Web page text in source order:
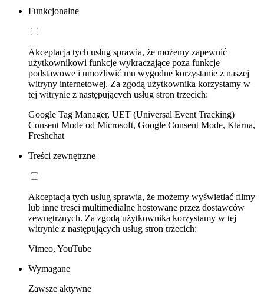
Funkcjonalne
Akceptacja tych usług sprawia, że możemy zapewnić
użytkownikowi funkcje wykraczające poza funkcje
podstawowe i umożliwić mu wygodne korzystanie z naszej
witryny internetowej. Za zgodą użytkownika korzystamy w
tej witrynie z następujących usług stron trzecich:
Google Tag Manager, UET (Universal Event Tracking)
Consent Mode od Microsoft, Google Consent Mode, Klarna,
Freshchat
Treści zewnętrzne
Akceptacja tych usług sprawia, że możemy wyświetlać filmy
lub inne treści multimedialne hostowane przez dostawców
zewnętrznych. Za zgodą użytkownika korzystamy w tej
witrynie z następujących usług stron trzecich:
Vimeo, YouTube
Wymagane
Zawsze aktywne